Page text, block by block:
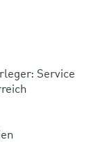
Service